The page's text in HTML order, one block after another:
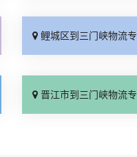
鲤城区到三门峡物流专线_直通专线「多少一方」
晋江市到三门峡物流专线_一站直达「服务周到」